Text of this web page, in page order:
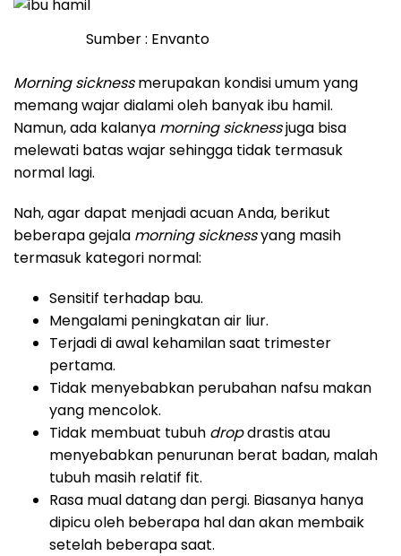
Sumber : Envanto
Morning sicknessmerupakan kondisi umum yang
memang wajar dialami oleh banyak ibu hamil.
Namun, ada kalanya morning sicknessjuga bisa
melewati batas wajar sehingga tidak termasuk
normal lagi.
Nah, agar dapat menjadi acuan Anda, berikut
beberapa gejala morning sicknessyang masih
termasuk kategori normal:
Sensitif terhadap bau.
Mengalami peningkatan air liur.
Terjadi di awal kehamilan saat trimester
pertama.
Tidak menyebabkan perubahan nafsu makan
yang mencolok.
Tidak membuat tubuh dropdrastis atau
menyebabkan penurunan berat badan, malah
tubuh masih relatif fit.
Rasa mual datang dan pergi. Biasanya hanya
dipicu oleh beberapa hal dan akan membaik
setelah beberapa saat.